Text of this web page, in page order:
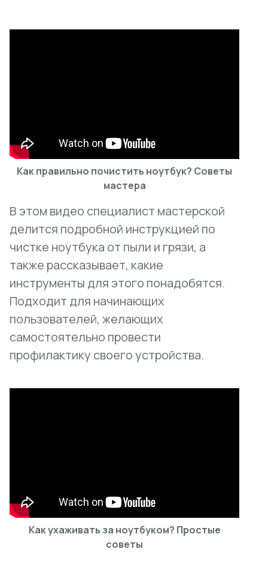
Как правильно почистить ноутбук? Советы
мастера
В этом видео специалист мастерской
делится подробной инструкцией по
чистке ноутбука от пыли и грязи, а
также рассказывает, какие
инструменты для этого понадобятся.
Подходит для начинающих
пользователей, желающих
самостоятельно провести
профилактику своего устройства.
Как ухаживать за ноутбуком? Простые
советы